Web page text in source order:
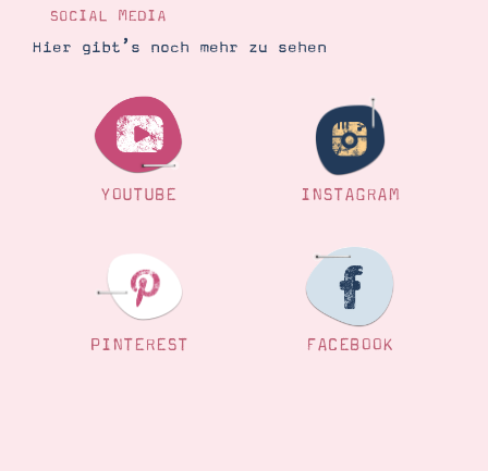
SOCIAL MEDIA
Hier gibt’s noch mehr zu sehen
YOUTUBE INSTAGRAM
PINTEREST FACEBOOK